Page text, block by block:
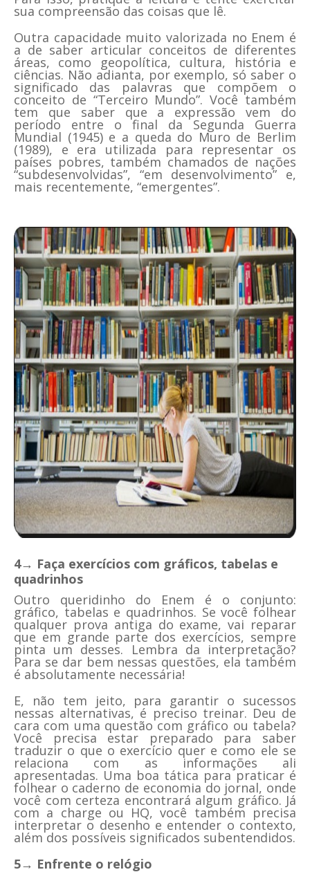
sua compreensão das coisas que lê.
Outra capacidade muito valorizada no Enem é
a de saber articular conceitos de diferentes
áreas, como geopolítica, cultura, história e
ciências. Não adianta, por exemplo, só saber o
significado das palavras que compõem o
conceito de “Terceiro Mundo”. Você também
tem que saber que a expressão vem do
período entre o final da Segunda Guerra
Mundial (1945) e a queda do Muro de Berlim
(1989), e era utilizada para representar os
países pobres, também chamados de nações
“subdesenvolvidas”, “em desenvolvimento” e,
mais recentemente, “emergentes”.
4→ Faça exercícios com gráficos, tabelas e
quadrinhos
Outro queridinho do Enem é o conjunto:
gráfico, tabelas e quadrinhos. Se você folhear
qualquer prova antiga do exame, vai reparar
que em grande parte dos exercícios, sempre
pinta um desses. Lembra da interpretação?
Para se dar bem nessas questões, ela também
é absolutamente necessária!
E, não tem jeito, para garantir o sucessos
nessas alternativas, é preciso treinar. Deu de
cara com uma questão com gráfico ou tabela?
Você precisa estar preparado para saber
traduzir o que o exercício quer e como ele se
relaciona com as informações ali
apresentadas. Uma boa tática para praticar é
folhear o caderno de economia do jornal, onde
você com certeza encontrará algum gráfico. Já
com a charge ou HQ, você também precisa
interpretar o desenho e entender o contexto,
além dos possíveis significados subentendidos.
5→ Enfrente o relógio